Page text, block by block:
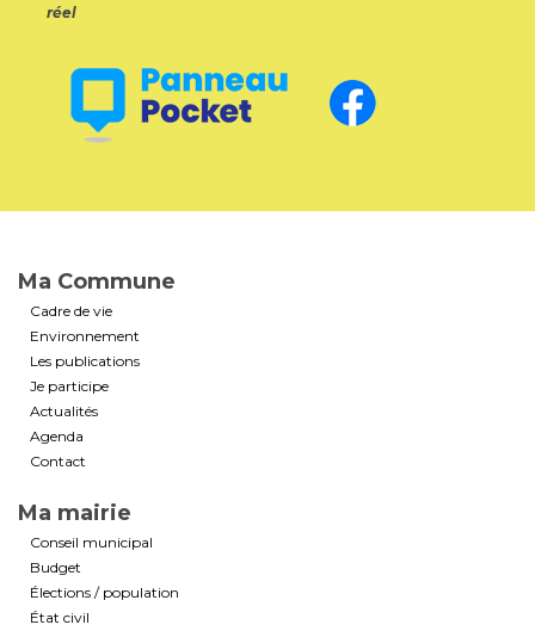
réel
Ma Commune
Cadre de vie
Environnement
Les publications
Je participe
Actualités
Agenda
Contact
Ma mairie
Conseil municipal
Budget
Élections / population
État civil